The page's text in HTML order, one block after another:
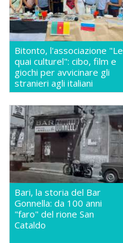
Bitonto, l'associazione "Le
quai culturel": cibo, film e
giochi per avvicinare gli
stranieri agli italiani
Bari, la storia del Bar
Gonnella: da 100 anni
"faro" del rione San
Cataldo